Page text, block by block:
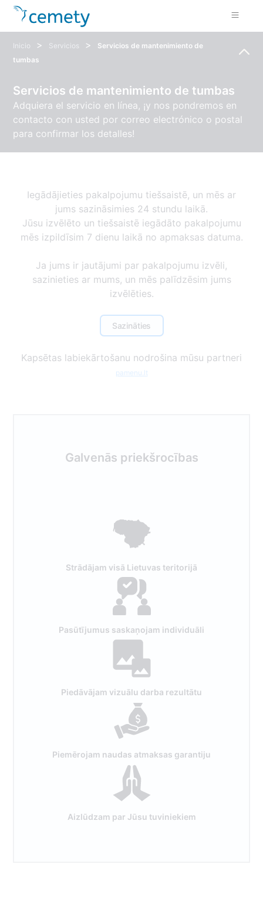
Inicio > Servicios >
Servicios de mantenimiento de
tumbas
Servicios de mantenimiento de tumbas
Adquiera el servicio en línea, ¡y nos pondremos en
contacto con usted por correo electrónico o postal
para confirmar los detalles!
Iegādājieties pakalpojumu tiešsaistē, un mēs ar
jums sazināsimies 24 stundu laikā.
Jūsu izvēlēto un tiešsaistē iegādāto pakalpojumu
mēs izpildīsim 7 dienu laikā no apmaksas datuma.
Ja jums ir jautājumi par pakalpojumu izvēli,
sazinieties ar mums, un mēs palīdzēsim jums
izvēlēties.
Sazināties
Kapsētas labiekārtošanu nodrošina mūsu partneri
pamenu.lt
Galvenās priekšrocības
Strādājam visā Lietuvas teritorijā
Pasūtījumus saskaņojam individuāli
Piedāvājam vizuālu darba rezultātu
Piemērojam naudas atmaksas garantiju
Aizlūdzam par Jūsu tuviniekiem